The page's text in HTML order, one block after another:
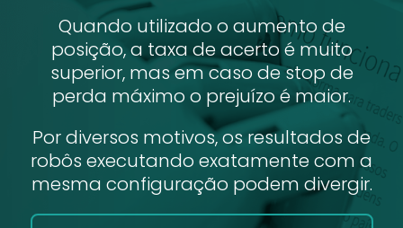
Quando utilizado o aumento de
posição, a taxa de acerto é muito
superior, mas em caso de stop de
perda máximo o prejuízo é maior.
Por diversos motivos, os resultados de
robôs executando exatamente com a
mesma configuração podem divergir.